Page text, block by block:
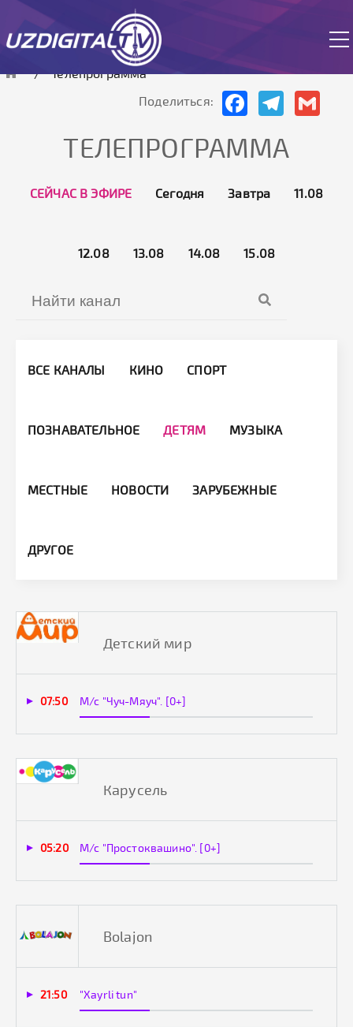
Cайт работает в тестовом режиме.
Телепрограмма
Поделиться:
FacebookTelegram
ТЕЛЕПРОГРАММА
СЕЙЧАС В ЭФИРЕ Сегодня Завтра 11.08
12.08 13.08 14.08 15.08
ВСЕ КАНАЛЫ КИНО СПОРТ
ПОЗНАВАТЕЛЬНОЕ ДЕТЯМ МУЗЫКА
МЕСТНЫЕ НОВОСТИ ЗАРУБЕЖНЫЕ
ДРУГОЕ
Детский мир
07:50 М/с "Чуч-Мяуч". [0+]
Карусель
05:20 М/с "Простоквашино". [0+]
Bolajon
21:50 "Xayrli tun"